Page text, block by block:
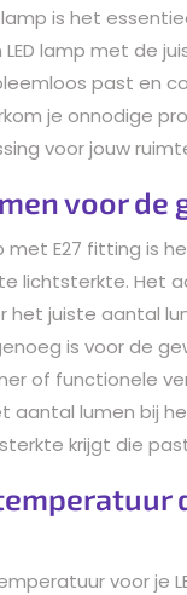
lamp is het
lamp met de
past en
je onnodige
voor jouw
voor
met E27 fitting
lichtsterkte. Het
het juiste aantal
is voor de
of functionele
lumen bij
krijgt die
voor je